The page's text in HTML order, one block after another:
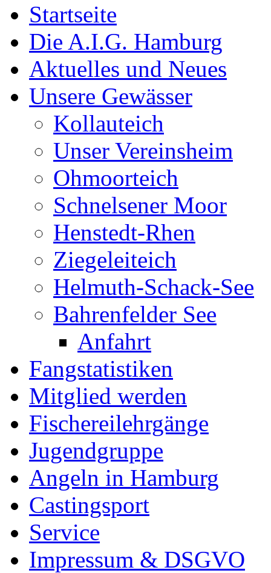
Startseite
Die A.I.G. Hamburg
Aktuelles und Neues
Unsere Gewässer
Kollauteich
Unser Vereinsheim
Ohmoorteich
Schnelsener Moor
Henstedt-Rhen
Ziegeleiteich
Helmuth-Schack-See
Bahrenfelder See
Anfahrt
Fangstatistiken
Mitglied werden
Fischereilehrgänge
Jugendgruppe
Angeln in Hamburg
Castingsport
Service
Impressum & DSGVO